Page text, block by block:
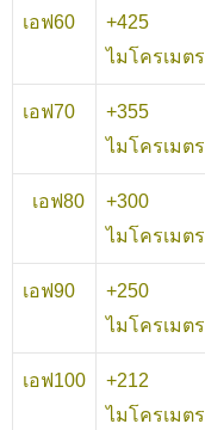
เอฟ60
+425
ไมโครเมตร
เอฟ70
+355
ไมโครเมตร
เอฟ80
+300
ไมโครเมตร
เอฟ90
+250
ไมโครเมตร
เอฟ100
+212
ไมโครเมตร